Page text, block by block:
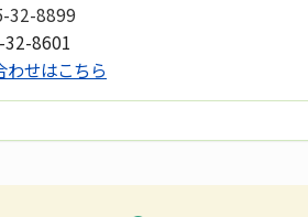
32-8899
8601
わせはこちら